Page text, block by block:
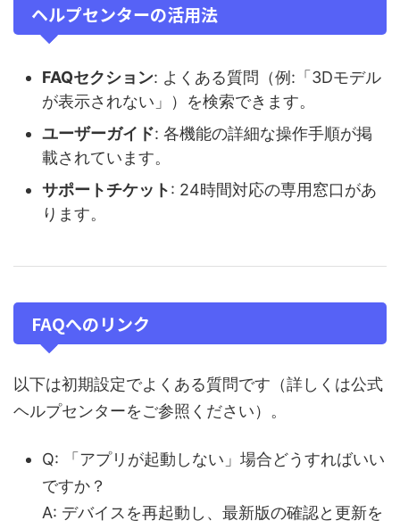
ヘルプセンターの活用法
FAQセクション: よくある質問（例:「3Dモデル
が表示されない」）を検索できます。
ユーザーガイド: 各機能の詳細な操作手順が掲
載されています。
サポートチケット: 24時間対応の専用窓口があ
ります。
FAQへのリンク
以下は初期設定でよくある質問です（詳しくは公式
ヘルプセンターをご参照ください）。
Q: 「アプリが起動しない」場合どうすればいい
ですか？
A: デバイスを再起動し、最新版の確認と更新を